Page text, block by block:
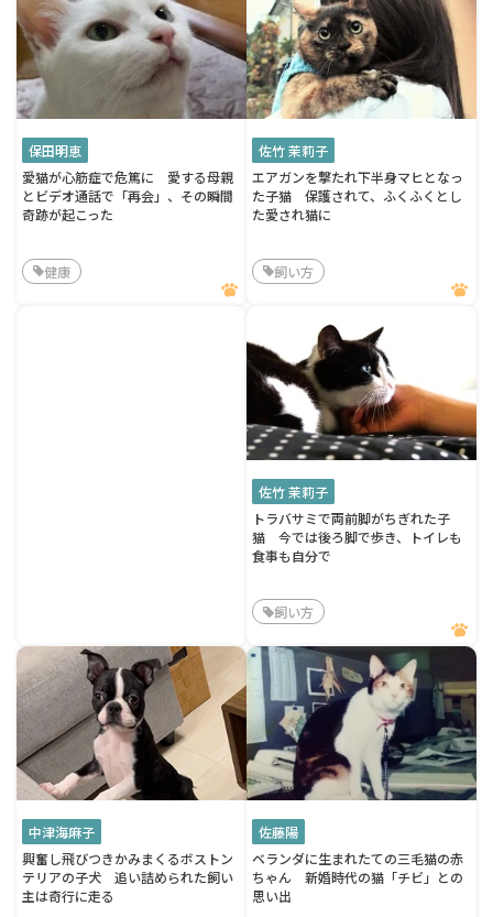
保田明恵
愛猫が心筋症で危篤に 愛する母親
とビデオ通話で「再会」、その瞬間
奇跡が起こった
健康
佐竹 茉莉子
エアガンを撃たれ下半身マヒとなっ
た子猫 保護されて、ふくふくとし
た愛され猫に
飼い方
佐竹 茉莉子
トラバサミで両前脚がちぎれた子
猫 今では後ろ脚で歩き、トイレも
食事も自分で
飼い方
中津海麻子
興奮し飛びつきかみまくるボストン
テリアの子犬 追い詰められた飼い
主は奇行に走る
佐藤陽
ベランダに生まれたての三毛猫の赤
ちゃん 新婚時代の猫「チビ」との
思い出